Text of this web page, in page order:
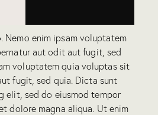
Nemo enim ipsam voluptatem
aut odit aut fugit, sed
voluptatem quia voluptas sit
fugit, sed quia. Dicta sunt
elit, sed do eiusmod tempor
dolore magna aliqua. Ut enim